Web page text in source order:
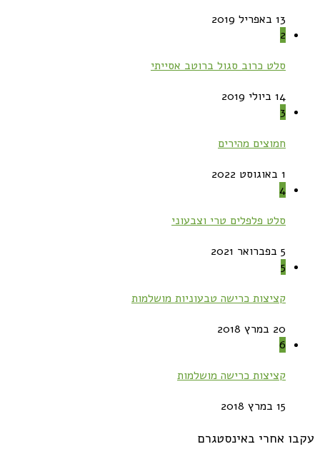
13 באפריל 2019
2
סלט כרוב סגול ברוטב אסייתי
14 ביולי 2019
3
חמוצים מהירים
1 באוגוסט 2022
4
סלט פלפלים טרי וצבעוני
5 בפברואר 2021
5
קציצות כרישה טבעוניות מושלמות
20 במרץ 2018
6
קציצות כרישה מושלמות
15 במרץ 2018
עקבו אחרי באינסטגרם